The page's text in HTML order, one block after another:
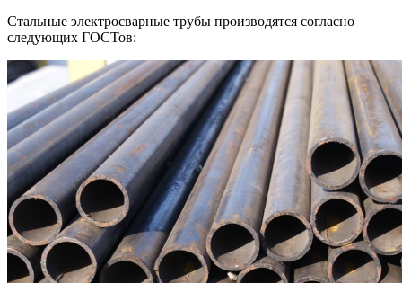
Стальные электросварные трубы производятся согласно
следующих ГОСТов: